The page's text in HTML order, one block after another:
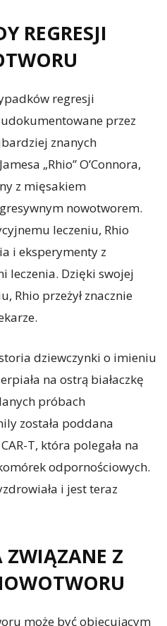
REGRESJI
regresji
przez
znanych
„Rhio” O’Connora,
z mięsakiem
nowotworem.
leczeniu, Rhio
i eksperymenty z
leczenia. Dzięki swojej
Rhio przeżył znacznie
dziewczynki o imieniu
na ostrą białaczkę
próbach
została poddana
T, która polegała na
odpornościowych.
i jest teraz
Z
może być obiecującym